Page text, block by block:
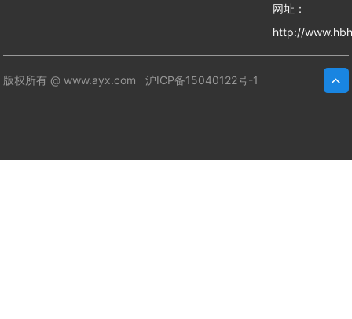
网址：
http://
版权所有 @ www.ayx.com沪ICP备15040122号-1